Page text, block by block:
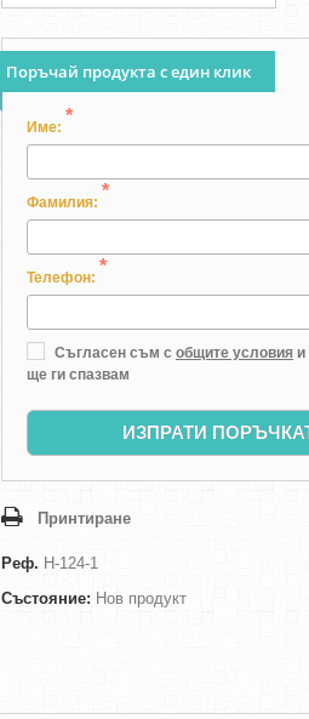
Поръчай продукта с един клик
Име:
*
Фамилия:
*
Телефон:
*
Съгласен съм с общите условия и
ще ги спазвам
ИЗПРАТИ
Принтиране
Реф. H-124-1
Състояние: Нов продукт